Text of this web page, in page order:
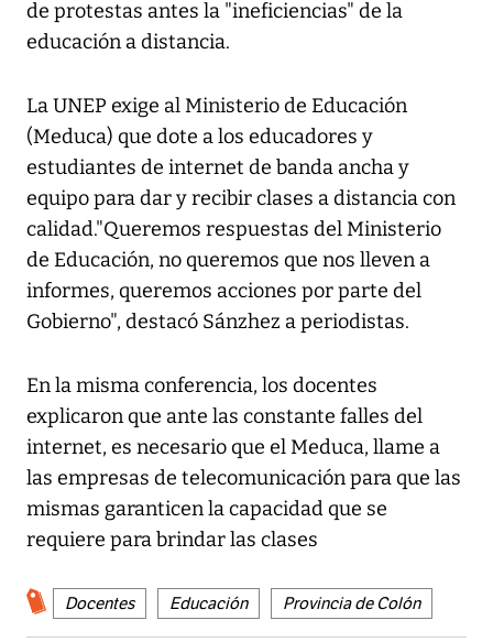
de protestas antes la "ineficiencias" de la
educación a distancia.
La UNEP exige al Ministerio de Educación
(Meduca) que dote a los educadores y
estudiantes de internet de banda ancha y
equipo para dar y recibir clases a distancia con
calidad."Queremos respuestas del Ministerio
de Educación, no queremos que nos lleven a
informes, queremos acciones por parte del
Gobierno", destacó Sánzhez a periodistas.
En la misma conferencia, los docentes
explicaron que ante las constante falles del
internet, es necesario que el Meduca, llame a
las empresas de telecomunicación para que las
mismas garanticen la capacidad que se
requiere para brindar las clases
Docentes Educación Provincia de Colón